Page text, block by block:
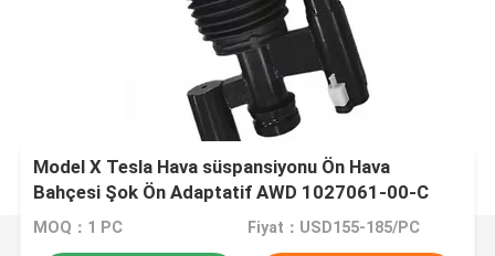
Model X Tesla Hava süspansiyonu Ön Hava
Bahçesi Şok Ön Adaptatif AWD 1027061-00-C
MOQ：1 PC Fiyat：USD155-185/PC